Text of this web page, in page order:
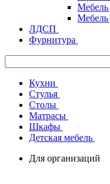
Мебель
Мебель
ЛДСП
Фурнитура
Кухни
Стулья
Столы
Матрасы
Шкафы
Детская мебель
Для организаций